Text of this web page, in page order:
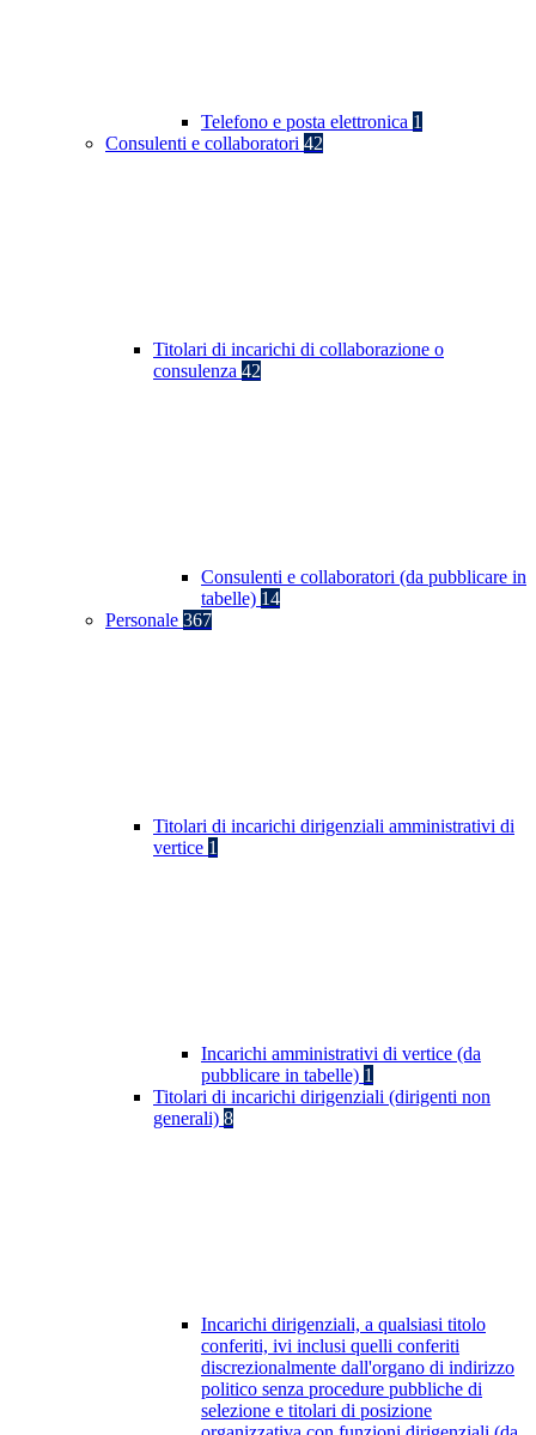
Telefono e posta elettronica 1
Consulenti e collaboratori 42
Titolari di incarichi di collaborazione o
consulenza 42
Consulenti e collaboratori (da pubblicare in
tabelle) 14
Personale 367
Titolari di incarichi dirigenziali amministrativi di
vertice 1
Incarichi amministrativi di vertice (da
pubblicare in tabelle) 1
Titolari di incarichi dirigenziali (dirigenti non
generali) 8
Incarichi dirigenziali, a qualsiasi titolo
conferiti, ivi inclusi quelli conferiti
discrezionalmente dall'organo di indirizzo
politico senza procedure pubbliche di
selezione e titolari di posizione